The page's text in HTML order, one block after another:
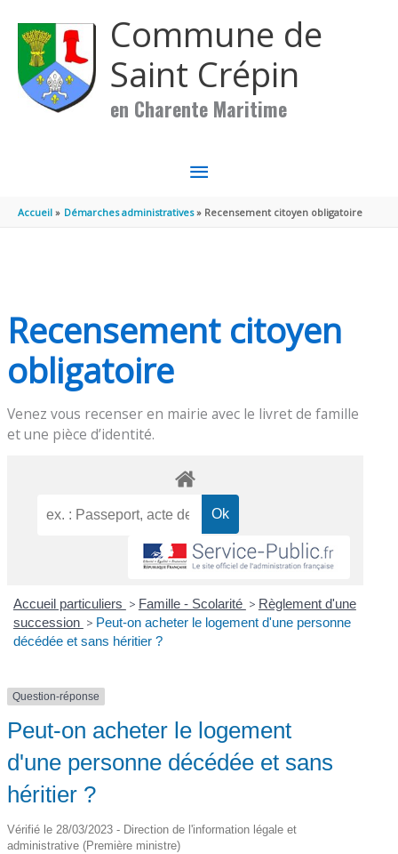
Commune de
Saint Crépin
en Charente Maritime
MENU
PRINCIPAL
Accueil Démarches administratives Recensement citoyen obligatoire
Recensement citoyen
obligatoire
Venez vous recenser en mairie avec le livret de famille
et une pièce d’identité.
Accueil particuliers > Famille - Scolarité > Règlement d'une
succession > Peut-on acheter le logement d'une personne
décédée et sans héritier ?
Question-réponse
Peut-on acheter le logement
d'une personne décédée et sans
héritier ?
Vérifié le 28/03/2023 - Direction de l'information légale et
administrative (Première ministre)